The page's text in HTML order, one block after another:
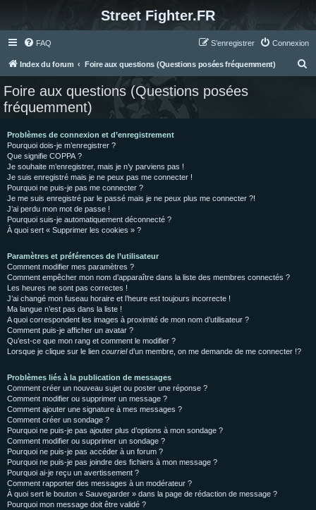
Street Fighter.FR
FAQ Connexion
S’enregistrer
Index du forum Foire aux questions (Questions posées fréquemment)
Foire aux questions (Questions posées
fréquemment)
Problèmes de connexion et d’enregistrement
Pourquoi dois-je m’enregistrer ?
Que signifie COPPA ?
Je souhaite m’enregistrer, mais je n’y parviens pas !
Je suis enregistré mais je ne peux pas me connecter !
Pourquoi ne puis-je pas me connecter ?
Je me suis enregistré par le passé mais je ne peux plus me connecter ?!
J’ai perdu mon mot de passe !
Pourquoi suis-je automatiquement déconnecté ?
À quoi sert « Supprimer les cookies » ?
Paramètres et préférences de l’utilisateur
Comment modifier mes paramètres ?
Comment empêcher mon nom d’apparaître dans la liste des membres connectés ?
Les heures ne sont pas correctes !
J’ai changé mon fuseau horaire et l’heure est toujours incorrecte !
Ma langue n’est pas dans la liste !
A quoi correspondent les images à proximité de mon nom d’utilisateur ?
Comment puis-je afficher un avatar ?
Qu’est-ce que mon rang et comment le modifier ?
Lorsque je clique sur le lien courrield’un membre, on me demande de me connecter !?
Problèmes liés à la publication de messages
Comment créer un nouveau sujet ou poster une réponse ?
Comment modifier ou supprimer un message ?
Comment ajouter une signature à mes messages ?
Comment créer un sondage ?
Pourquoi ne puis-je pas ajouter plus d’options à mon sondage ?
Comment modifier ou supprimer un sondage ?
Pourquoi ne puis-je pas accéder à un forum ?
Pourquoi ne puis-je pas joindre des fichiers à mon message ?
Pourquoi ai-je reçu un avertissement ?
Comment rapporter des messages à un modérateur ?
À quoi sert le bouton « Sauvegarder » dans la page de rédaction de message ?
Pourquoi mon message doit être validé ?